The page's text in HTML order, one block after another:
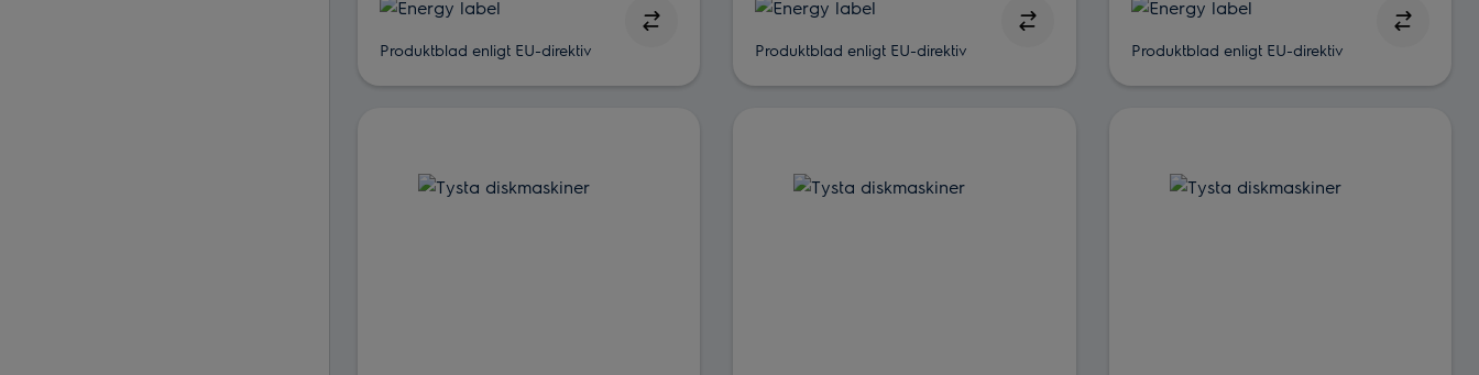
Produktblad enligt EU-direktiv Produktblad enligt EU-direktiv Produktblad enligt EU-direktiv